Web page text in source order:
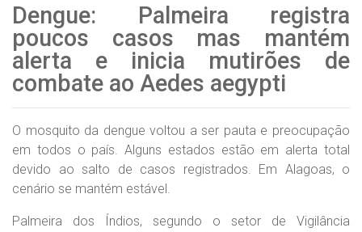
Dengue: Palmeira registra
poucos casos mas mantém
alerta e inicia mutirões de
combate ao Aedes aegypti
O mosquito da dengue voltou a ser pauta e preocupação
em todos o país. Alguns estados estão em alerta total
devido ao salto de casos registrados. Em Alagoas, o
cenário se mantém estável.
Palmeira dos Índios, segundo o setor de Vigilância